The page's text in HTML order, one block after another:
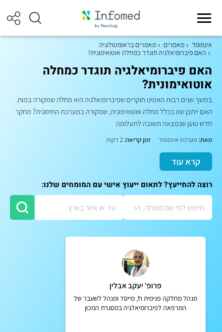
אינפומד מאמרים
מאמרים בראומטולוגיה
האם פיברומיאלגיה תוגדר כמחלה אוטואימונית?
האם פיברומיאלגיה תוגדר כמחלה
אוטואימונית?
במשך שנים רבות האמינו חוקרים שפיברומיאלגיה היא מחלה שמקורה במוח.
האם ייתכן שזו בכלל מחלה אוטואימונית, שמקורה במערכת החיסונית? מחקר
חדש טוען שנמצאה תשובה לתעלומה
מאת: מערכת אינפומד זמן קריאה:
קרא עוד
רוצה להתייעץ? לתאום ייעוץ אישי עם המומחים שלנו:
פרופ' יעקב אבלין
מנהל מחלקה פנימית ח', מייסד ומנהל לשעבר של
המרפאה לפיברומיאלגיה במסגרת המכון